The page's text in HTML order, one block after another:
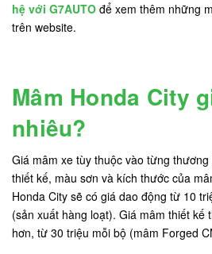
hệ với G7AUTO để xem thêm những
trên website.
Mâm Honda City
nhiêu?
Giá mâm xe tùy thuộc vào từng
thiết kế, màu sơn và kích thước của
Honda City sẽ có giá dao động từ 10
(sản xuất hàng loạt). Giá mâm thiết kế
hơn, từ 30 triệu mỗi bộ (mâm Forged